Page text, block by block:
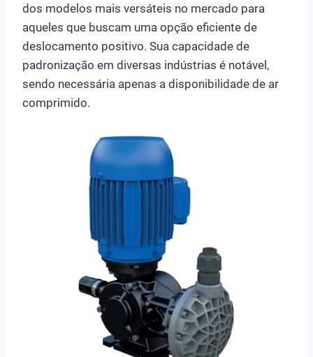
dos modelos mais versáteis no mercado para
aqueles que buscam uma opção eficiente de
deslocamento positivo. Sua capacidade de
padronização em diversas indústrias é notável,
sendo necessária apenas a disponibilidade de ar
comprimido.